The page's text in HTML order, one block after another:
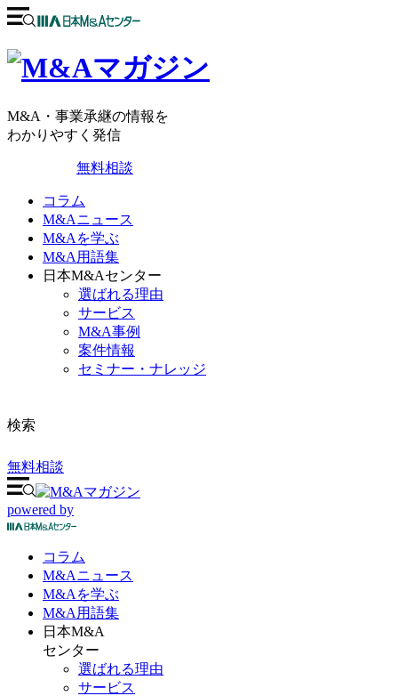
M&A・事業承継の情報を
わかりやすく発信
無料相談
コラム
M&Aニュース
M&Aを学ぶ
M&A用語集
日本M&Aセンター
選ばれる理由
サービス
M&A事例
案件情報
セミナー・ナレッジ
検索
無料相談
powered by
コラム
M&Aニュース
M&Aを学ぶ
M&A 用語集
日本M&A
センター
選ばれる理由
サービス